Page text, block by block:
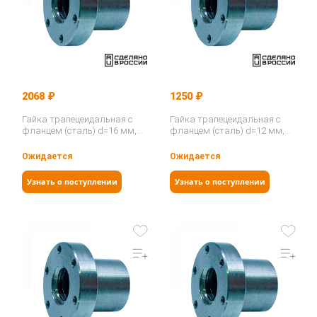
2068 ₽
Гайка трапецеидальная с
фланцем (сталь) d=16 мм,
резьба), SFR 16-4-G…
Ожидается
Узнать о поступлении
1250 ₽
Гайка трапецеидальная с
фланцем (сталь) d=12 мм,
резьба), SFR 12-3-G…
Ожидается
Узнать о поступлении